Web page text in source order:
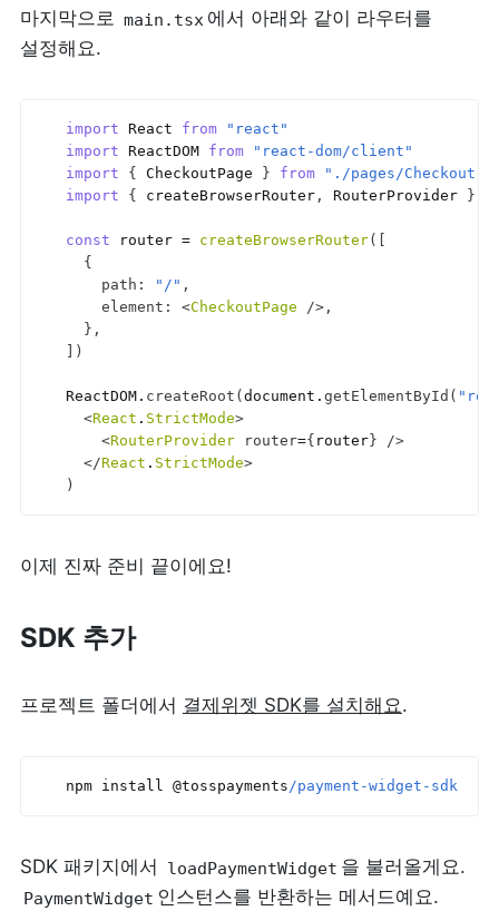
마지막으로 main.tsx 에서 아래와 같이 라우터를
설정해요.
import React from
"react"
import
ReactDOM from
"react-dom/client"
import
{ CheckoutPage } from
"./pages/Checkout"
import
{ createBrowserRouter, RouterProvider }
const router = createBrowserRouter(
{
path : "/" ,
element : <CheckoutPage />,
} ,
)
ReactDOM. createRoot ( document . getElementById (
<React . StrictMode>
<RouterProvider router={ router}
/>
</React . StrictMode>
)
이제 진짜 준비 끝이에요!
SDK 추가
프로젝트 폴더에서 결제위젯 SDK를 설치해요.
npm install @tosspayments/payment-widget-sdk
SDK 패키지에서 loadPaymentWidget
PaymentWidget 인스턴스를 반환하는 메서드예요.